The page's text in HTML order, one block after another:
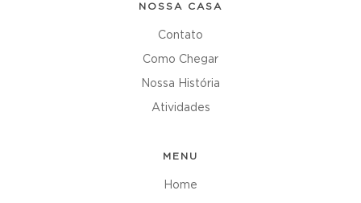
NOSSA CASA
Contato
Como Chegar
Nossa História
Atividades
MENU
Home